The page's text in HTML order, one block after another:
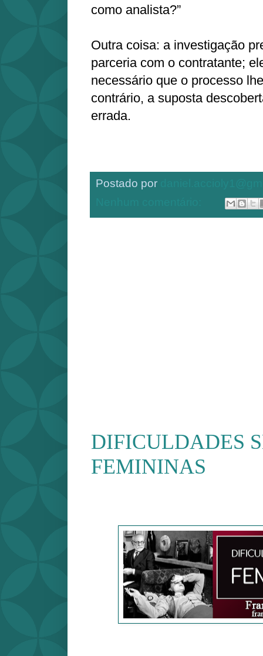
como analista?”
Outra coisa: a investigação
parceria com o contratante;
necessário que o processo
contrário, a suposta
errada.
Postado por
DIFICULDADES
FEMININAS